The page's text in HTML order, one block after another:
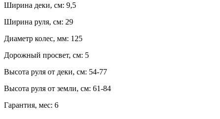
Ширина деки, см: 9,5
Ширина руля, см: 29
Диаметр колес, мм: 125
Дорожный просвет, см: 5
Высота руля от деки, см: 54-77
Высота руля от земли, см: 61-84
Гарантия, мес: 6